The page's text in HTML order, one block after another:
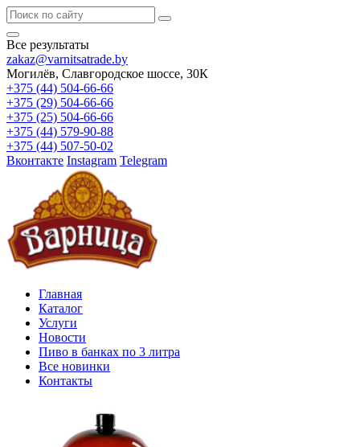
Все результаты
zakaz@varnitsatrade.by
Могилёв, Славгородское шоссе, 30К
+375 (44) 504-66-66
+375 (29) 504-66-66
+375 (25) 504-66-66
+375 (44) 579-90-88
+375 (44) 507-50-02
Вконтакте Instagram Telegram
Главная
Каталог
Услуги
Новости
Пиво в банках по 3 литра
Все новинки
Контакты